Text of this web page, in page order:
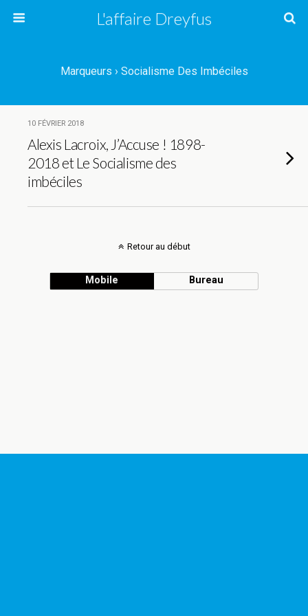
L'affaire Dreyfus
Marqueurs › Socialisme Des Imbéciles
10 FÉVRIER 2018
Alexis Lacroix, J’Accuse ! 1898-
2018 et Le Socialisme des
imbéciles
Retour au début
Mobile Bureau